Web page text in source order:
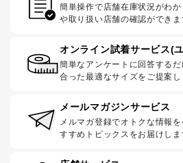
簡単操作で店舗在庫状況がわ
や取り扱い店舗の確認ができま
オンライン試着サービス(
簡単なアンケートに回答する
合った最適なサイズをご提案し
メールマガジンサービス
メルマガ登録でオトクな情報
すすめトピックスをお届けしま